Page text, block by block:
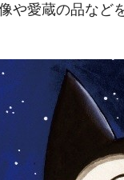
や愛蔵の品など